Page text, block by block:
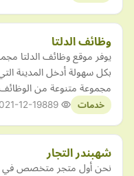
وظائف الدلتا
يوفر موقع وظائف الدلتا
بكل سهولة أدخل المدينة
مجموعة متنوعة من الوظائف
خدمات 12-19
شهبندر التجار
نحن أول متجر متخصص في